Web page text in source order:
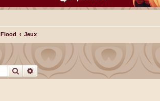
Flood Jeux
Rechercher
Recherche avancée